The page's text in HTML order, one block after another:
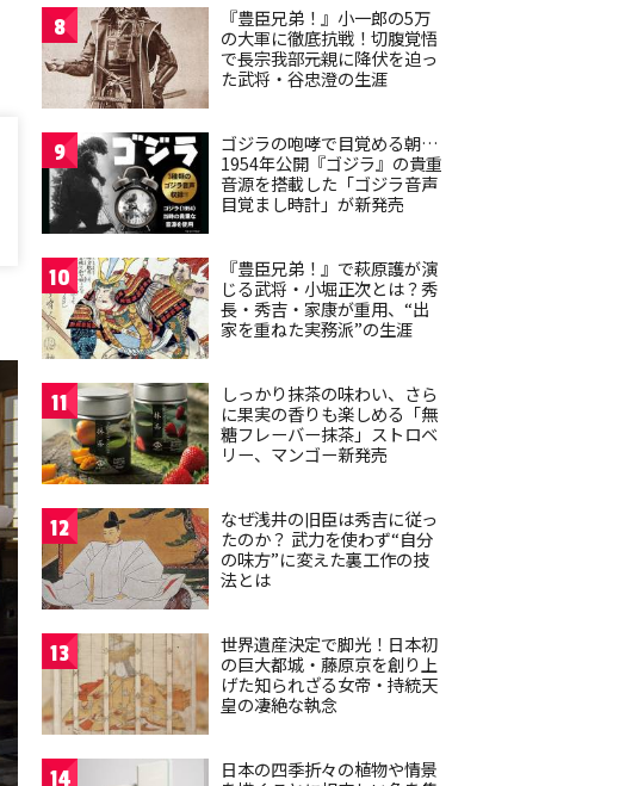
8
『豊臣兄弟！』小一郎の5万
の大軍に徹底抗戦！切腹覚悟
で長宗我部元親に降伏を迫っ
た武将・谷忠澄の生涯
9
ゴジラの咆哮で目覚める朝…
1954年公開『ゴジラ』の貴重
音源を搭載した「ゴジラ音声
目覚まし時計」が新発売
10
『豊臣兄弟！』で萩原護が演
じる武将・小堀正次とは？秀
長・秀吉・家康が重用、“出
家を重ねた実務派”の生涯
11
しっかり抹茶の味わい、さら
に果実の香りも楽しめる「無
糖フレーバー抹茶」ストロベ
リー、マンゴー新発売
12
なぜ浅井の旧臣は秀吉に従っ
たのか？ 武力を使わず“自分
の味方”に変えた裏工作の技
法とは
13
世界遺産決定で脚光！日本初
の巨大都城・藤原京を創り上
げた知られざる女帝・持統天
皇の凄絶な執念
14
日本の四季折々の植物や情景